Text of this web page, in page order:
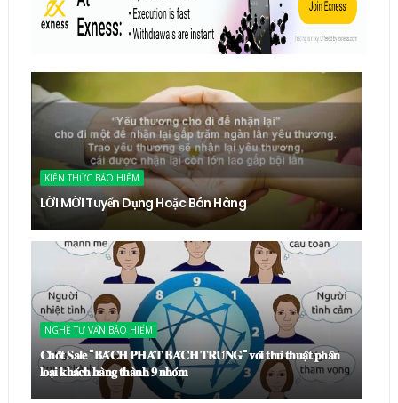
KIẾN THỨC BẢO HIỂM
LỜI MỜI Tuyển Dụng Hoặc Bán Hàng
NGHỀ TƯ VẤN BẢO HIỂM
𝐂𝐡𝐨̂́𝐭 𝐒𝐚𝐥𝐞 "𝐁𝐀́𝐂𝐇 𝐏𝐇𝐀́𝐓 𝐁𝐀́𝐂𝐇 𝐓𝐑𝐔́𝐍𝐆" 𝐯𝐨̛́𝐢 𝐭𝐡𝐮̉ 𝐭𝐡𝐮𝐚̣̂𝐭 𝐩𝐡𝐚̂𝐧
𝐥𝐨𝐚̣𝐢 𝐤𝐡𝐚́𝐜𝐡 𝐡𝐚̀𝐧𝐠 𝐭𝐡𝐚̀𝐧𝐡 𝟗 𝐧𝐡𝐨́𝐦